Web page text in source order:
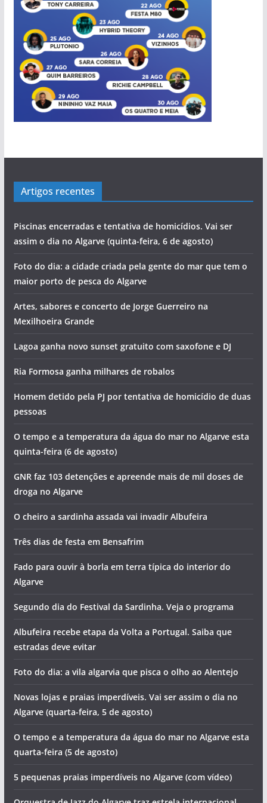
Artigos recentes
Piscinas encerradas e tentativa de homicídios. Vai ser
assim o dia no Algarve (quinta-feira, 6 de agosto)
Foto do dia: a cidade criada pela gente do mar que tem o
maior porto de pesca do Algarve
Artes, sabores e concerto de Jorge Guerreiro na
Mexilhoeira Grande
Lagoa ganha novo sunset gratuito com saxofone e DJ
Ria Formosa ganha milhares de robalos
Homem detido pela PJ por tentativa de homicídio de duas
pessoas
O tempo e a temperatura da água do mar no Algarve esta
quinta-feira (6 de agosto)
GNR faz 103 detenções e apreende mais de mil doses de
droga no Algarve
O cheiro a sardinha assada vai invadir Albufeira
Três dias de festa em Bensafrim
Fado para ouvir à borla em terra típica do interior do
Algarve
Segundo dia do Festival da Sardinha. Veja o programa
Albufeira recebe etapa da Volta a Portugal. Saiba que
estradas deve evitar
Foto do dia: a vila algarvia que pisca o olho ao Alentejo
Novas lojas e praias imperdíveis. Vai ser assim o dia no
Algarve (quarta-feira, 5 de agosto)
O tempo e a temperatura da água do mar no Algarve esta
quarta-feira (5 de agosto)
5 pequenas praias imperdíveis no Algarve (com vídeo)